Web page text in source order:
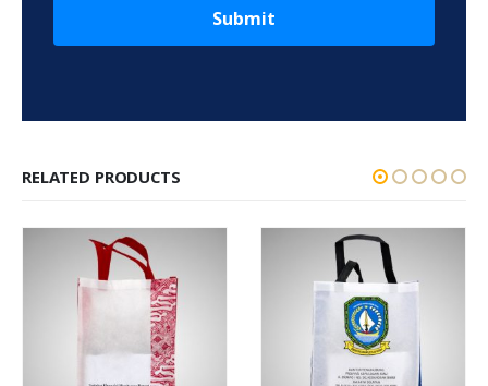
Submit
RELATED PRODUCTS